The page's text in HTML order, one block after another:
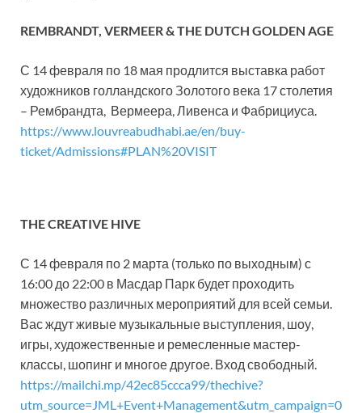
REMBRANDT, VERMEER & THE DUTCH GOLDEN AGE
С 14 февраля по 18 мая продлится выставка работ
художников голландского Золотого века 17 столетия
– Рембрандта, Вермеера, Ливенса и Фабрициуса.
https://www.louvreabudhabi.ae/en/buy-
ticket/Admissions#PLAN%20VISIT
THE CREATIVE HIVE
С 14 февраля по 2 марта (только по выходным) с
16:00 до 22:00 в Масдар Парк будет проходить
множество различных мероприятий для всей семьи.
Вас ждут живые музыкальные выступления, шоу,
игры, художественные и ремесленные мастер-
классы, шопинг и многое другое. Вход свободный.
https://mailchi.mp/42ec85ccca99/thechive?
utm_source=JML+Event+Management&utm_campaign=0